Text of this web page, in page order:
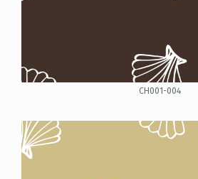
CH001-004